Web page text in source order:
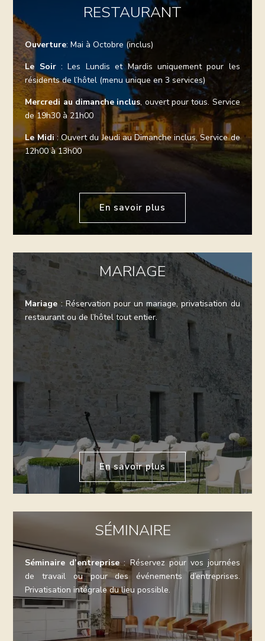
RESTAURANT
Ouverture: Mai à Octobre (inclus)
Le Soir: Les Lundis et Mardis uniquement pour les
résidents de l’hôtel (menu unique en 3 services)
Mercredi au dimanche inclus, ouvert pour tous. Service
de 19h30 à 21h00
Le Midi: Ouvert du Jeudi au Dimanche inclus, Service de
12h00 à 13h00
En savoir plus
MARIAGE
Mariage : Réservation pour un mariage, privatisation du
restaurant ou de l’hôtel tout entier.
En savoir plus
SÉMINAIRE
Séminaire d’entreprise: Réservez pour vos journées
de travail ou pour des événements d’entreprises.
Privatisation intégrale du lieu possible.